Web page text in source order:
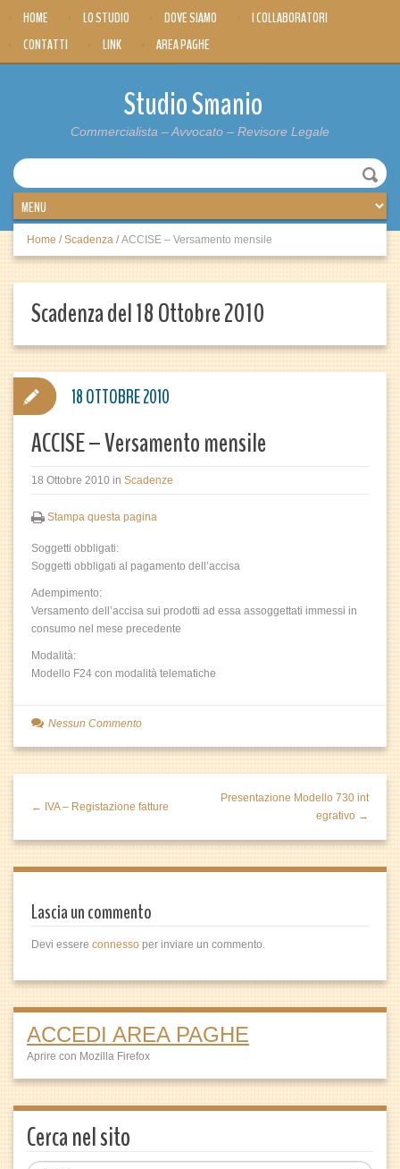
HOME LO STUDIO DOVE SIAMO
I COLLABORATORI
CONTATTI
LINK AREA PAGHE
Studio Smanio
Commercialista – Avvocato – Revisore Legale
Home / Scadenza / ACCISE – Versamento mensile
Scadenza del 18 Ottobre 2010
ACCISE – Versamento mensile
18 Ottobre 2010 in Scadenze
Stampa questa pagina
Soggetti obbligati:
Soggetti obbligati al pagamento dell’accisa
Adempimento:
Versamento dell’accisa sui prodotti ad essa assoggettati immessi in
consumo nel mese precedente
Modalità:
Modello F24 con modalità telematiche
18 OTTOBRE 2010
Nessun Commento
← IVA – Registazione fatture
Presentazione Modello 730 int
egrativo →
Lascia un commento
Devi essere connesso per inviare un commento.
ACCEDI AREA PAGHE
Aprire con Mozilla Firefox
Cerca nel sito